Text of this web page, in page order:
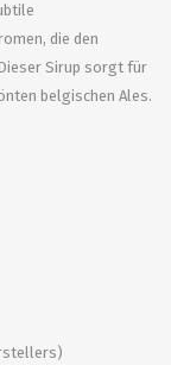
die den
Sirup sorgt für
belgischen Ales.